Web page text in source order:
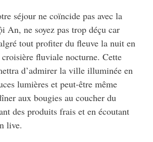
séjour ne coïncide pas avec la
An, ne soyez pas trop déçu car
tout profiter du fleuve la nuit en
fluviale nocturne. Cette
d’admirer la ville illuminée en
lumières et peut-être même
aux bougies au coucher du
des produits frais et en écoutant
live.